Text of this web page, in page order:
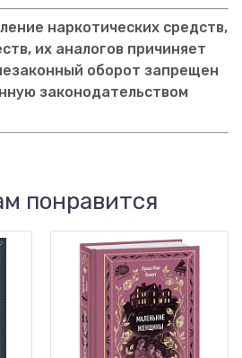
наркотических средств,
их аналогов причиняет
оборот запрещен
законодательством
понравится